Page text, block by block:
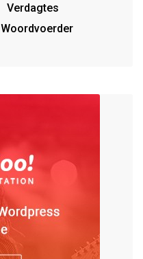
Verdagtes
Woordvoerder